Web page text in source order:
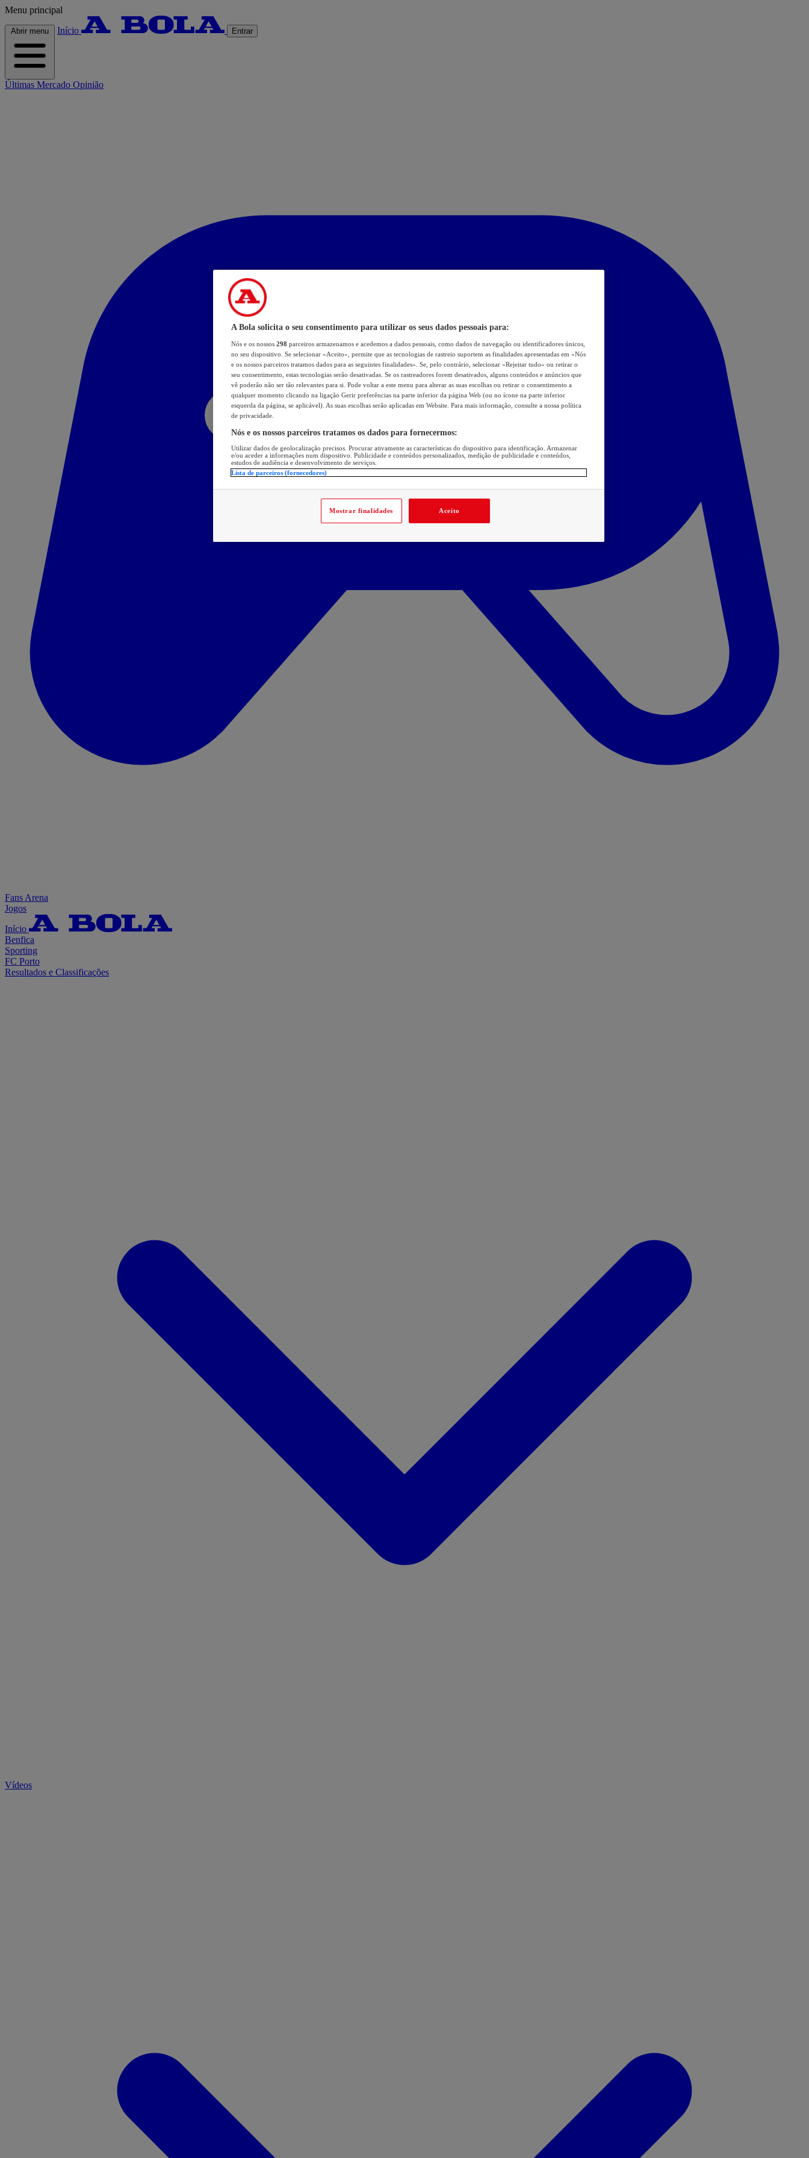
Menu principal
Abrir menu Início Entrar
Últimas Mercado Opinião
Fans Arena
Jogos
Início
Benfica
Sporting
FC Porto
Resultados e Classificações
Vídeos
A Bola solicita o seu consentimento para utilizar os seus dados pessoais para:
Nós e os nossos 298 parceiros armazenamos e acedemos a dados pessoais, como dados de navegação ou identificadores únicos,
no seu dispositivo. Se selecionar «Aceito», permite que as tecnologias de rastreio suportem as finalidades apresentadas em «Nós
e os nossos parceiros tratamos dados para as seguintes finalidades». Se, pelo contrário, selecionar «Rejeitar tudo» ou retirar o
seu consentimento, estas tecnologias serão desativadas. Se os rastreadores forem desativados, alguns conteúdos e anúncios que
vê poderão não ser tão relevantes para si. Pode voltar a este menu para alterar as suas escolhas ou retirar o consentimento a
qualquer momento clicando na ligação Gerir preferências na parte inferior da página Web (ou no ícone na parte inferior
esquerda da página, se aplicável). As suas escolhas serão aplicadas em Website. Para mais informação, consulte a nossa política
de privacidade.
Nós e os nossos parceiros tratamos os dados para fornecermos:
Utilizar dados de geolocalização precisos. Procurar ativamente as características do dispositivo para identificação. Armazenar
e/ou aceder a informações num dispositivo. Publicidade e conteúdos personalizados, medição de publicidade e conteúdos,
estudos de audiência e desenvolvimento de serviços.
Lista de parceiros (fornecedores)
Mostrar finalidades Aceito